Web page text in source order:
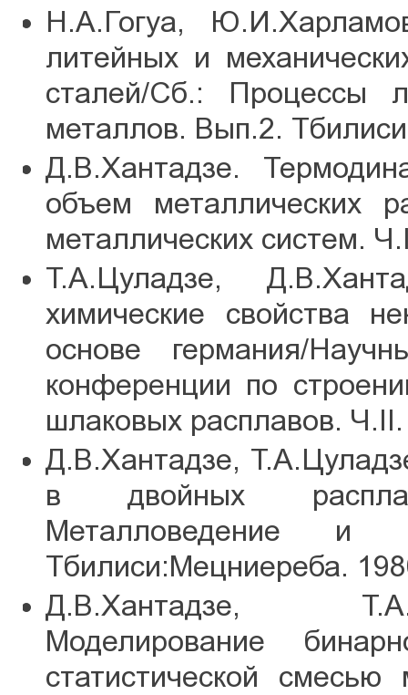
Н.А.Гогуа,
литейных и
сталей/Сб.: Процессы
металлов. Вып.2.
Д.В.Хантадзе.
объем металлических
металлических систем.
Т.А.Цуладзе,
химические свойства
основе германия/
конференции по
шлаковых расплавов.
Д.В.Хантадзе,
в двойных
Металловедение и
Тбилиси:Мецниереба.
Д.В.Хантадзе,
Моделирование
статистической смесью